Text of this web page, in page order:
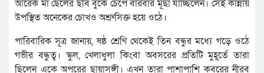
আরেক মা ছেলের ছবি বুকে চেপে বারবার মূর্ছা যাচ্ছিলেন। সেই কান্নায়
উপস্থিত অনেকের চোখও অশ্রুসিক্ত হয়ে ওঠে।
পারিবারিক সূত্র জানায়, ষষ্ঠ শ্রেণি থেকেই তিন বন্ধুর মধ্যে গড়ে ওঠে
গভীর বন্ধুত্ব। স্কুল, খেলাধুলা কিংবা অবসরের প্রতিটি মুহূর্তে তারা
ছিলেন একে অপরের ছায়াসঙ্গী। এখন তারা পাশাপাশি কবরের নীরব